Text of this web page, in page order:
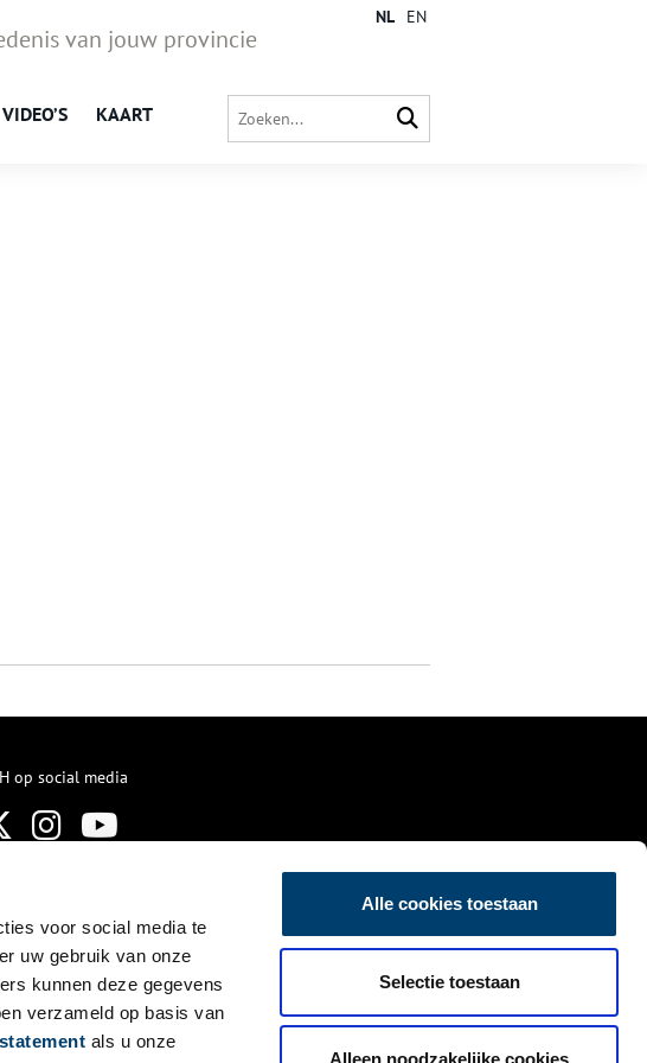
voor social media te
uw gebruik van onze
kunnen deze gegevens
verzameld op basis van
als u onze
Alle cookies toestaan
Selectie toestaan
Alleen noodzakelijke cookies
van jouw provincie
VIDEO’S KAART
NL EN
op social media